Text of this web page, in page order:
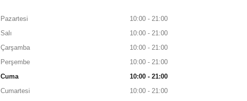
Pazartesi
10:00 - 21:00
Salı
10:00 - 21:00
Çarşamba
10:00 - 21:00
Perşembe
10:00 - 21:00
Cuma
10:00 - 21:00
Cumartesi
10:00 - 21:00